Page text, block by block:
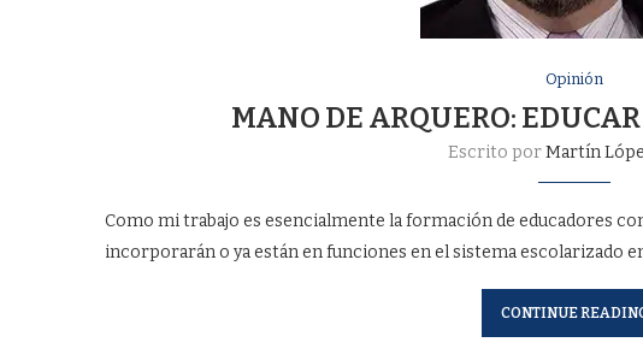
Opinión
MANO DE ARQUERO:
Escrito porMartín
Como mi trabajo es esencialmente la formación de educadores
incorporarán o ya están en funciones en el sistema escolarizado
CONTINUE